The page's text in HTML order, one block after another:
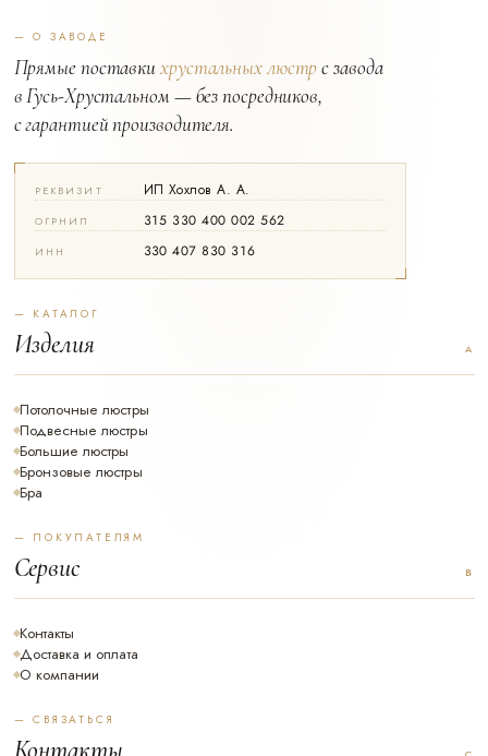
— О ЗАВОДЕ
Прямые поставкихрустальных люстрс завода
в Гусь-Хрустальном — без посредников,
с гарантией производителя.
РЕКВИЗИТ ИП Хохлов А. А.
ОГРНИП 315 330 400 002 562
ИНН 330 407 830 316
— КАТАЛОГ
Изделия
Потолочные люстры
Подвесные люстры
Большие люстры
Бронзовые люстры
Бра
— ПОКУПАТЕЛЯМ
Сервис
Контакты
Доставка и оплата
О компании
— СВЯЗАТЬСЯ
Контакты